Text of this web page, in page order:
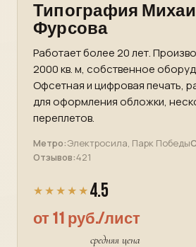
Типография
Фурсова
Работает более 20 лет.
2000 кв. м, собственное
Офсетная и цифровая печать,
для оформления обложки,
переплетов.
Метро:Электросила, Парк Победы
Отзывов:421
★★★★★ 4.5
от 11 руб./лист
средняя цена